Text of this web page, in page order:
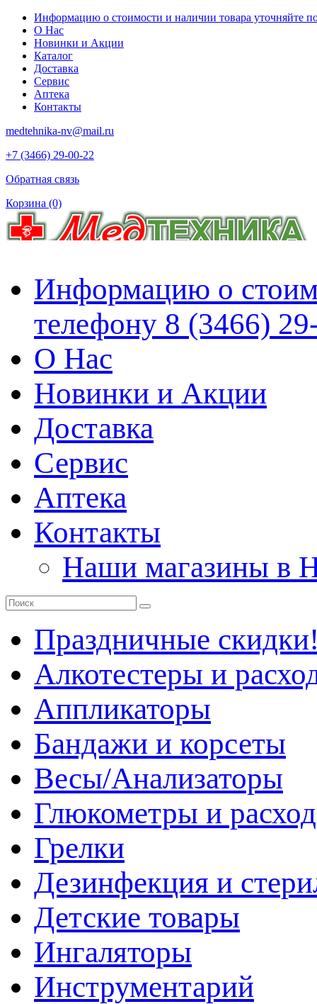
Информацию о стоимости и наличии товара уточняйте
О Нас
Новинки и Акции
Каталог
Доставка
Сервис
Аптека
Контакты
medtehnika-nv@mail.ru
+7 (3466) 29-00-22
Обратная связь
Корзина (0)
Информацию о
телефону 8 (3466)
О Нас
Новинки и Акции
Доставка
Сервис
Аптека
Контакты
Наши магазины в
Праздничные
Алкотестеры и
Аппликаторы
Бандажи и корсеты
Весы/Анализаторы
Глюкометры и
Грелки
Дезинфекция и
Детские товары
Ингаляторы
Инструментарий